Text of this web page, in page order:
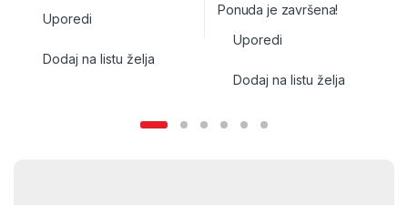
Uporedi
Dodaj na listu želja
Ponuda je završena!
Uporedi
Dodaj na listu želja